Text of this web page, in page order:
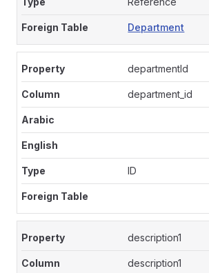
Department
departmentId
department_id
ID
description1
description1